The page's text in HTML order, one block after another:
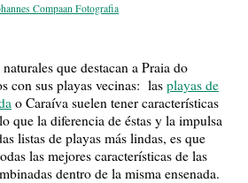
Compaan Fotografia
que destacan a Praia do
con sus playas vecinas: las playas de
o Caraíva suelen tener características
que la diferencia de éstas y la impulsa
listas de playas más lindas, es que
las mejores características de las
dentro de la misma ensenada.